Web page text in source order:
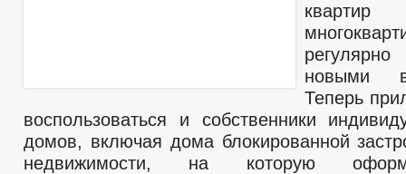
новыми
Теперь
воспользоваться и собственники
домов, включая дома блокированной
недвижимости, на которую